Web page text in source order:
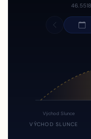
Východ Slunce
VÝCHOD SLUNCE